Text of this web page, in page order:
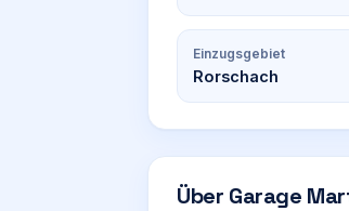
Einzugsgebiet
Rorschach
Über Garage